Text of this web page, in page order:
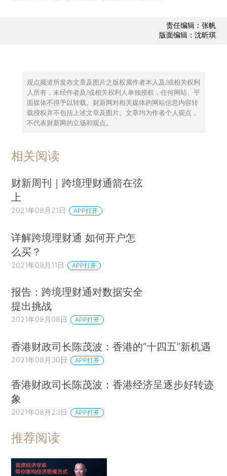
责任编辑：张帆
版面编辑：沈昕琪
观点频道所发布文章及图片之版权属作者本人及/或相关权利
人所有，未经作者及/或相关权利人单独授权，任何网站、平
面媒体不得予以转载。财新网对相关媒体的网站信息内容转
载授权并不包括上述文章及图片。文章均为作者个人观点，
不代表财新网的立场和观点。
相关阅读
财新周刊｜跨境理财通箭在弦
上
2021年08月21日 APP打开
详解跨境理财通 如何开户怎
么买？
2021年09月11日 APP打开
报告：跨境理财通对数据安全
提出挑战
2021年09月08日 APP打开
香港财政司长陈茂波：香港的“十四五”新机遇
2021年08月30日 APP打开
香港财政司长陈茂波：香港经济呈逐步好转迹
象
2021年08月23日 APP打开
推荐阅读